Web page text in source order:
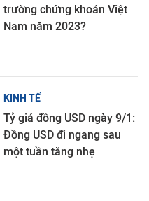
trường chứng khoán Việt
Nam năm 2023?
KINH TẾ
Tỷ giá đồng USD ngày 9/1:
Đồng USD đi ngang sau
một tuần tăng nhẹ